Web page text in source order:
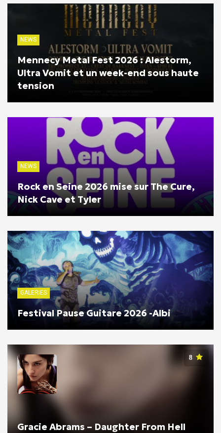
NEWS
Mennecy Metal Fest 2026 : Alestorm,
Ultra Vomit et un week-end sous haute
tension
NEWS
Rock en Seine 2026 mise sur The Cure,
Nick Cave et Tyler
GALERIES
Festival Pause Guitare 2026 -Albi
8
Gracie Abrams – Daughter From Hell